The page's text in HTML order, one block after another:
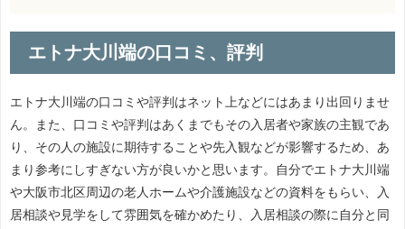
エトナ大川端の口コミ、評判
エトナ大川端の口コミや評判はネット上などにはあまり出回りませ
ん。また、口コミや評判はあくまでもその入居者や家族の主観であ
り、その人の施設に期待することや先入観などが影響するため、あ
まり参考にしすぎない方が良いかと思います。自分でエトナ大川端
や大阪市北区周辺の老人ホームや介護施設などの資料をもらい、入
居相談や見学をして雰囲気を確かめたり、入居相談の際に自分と同